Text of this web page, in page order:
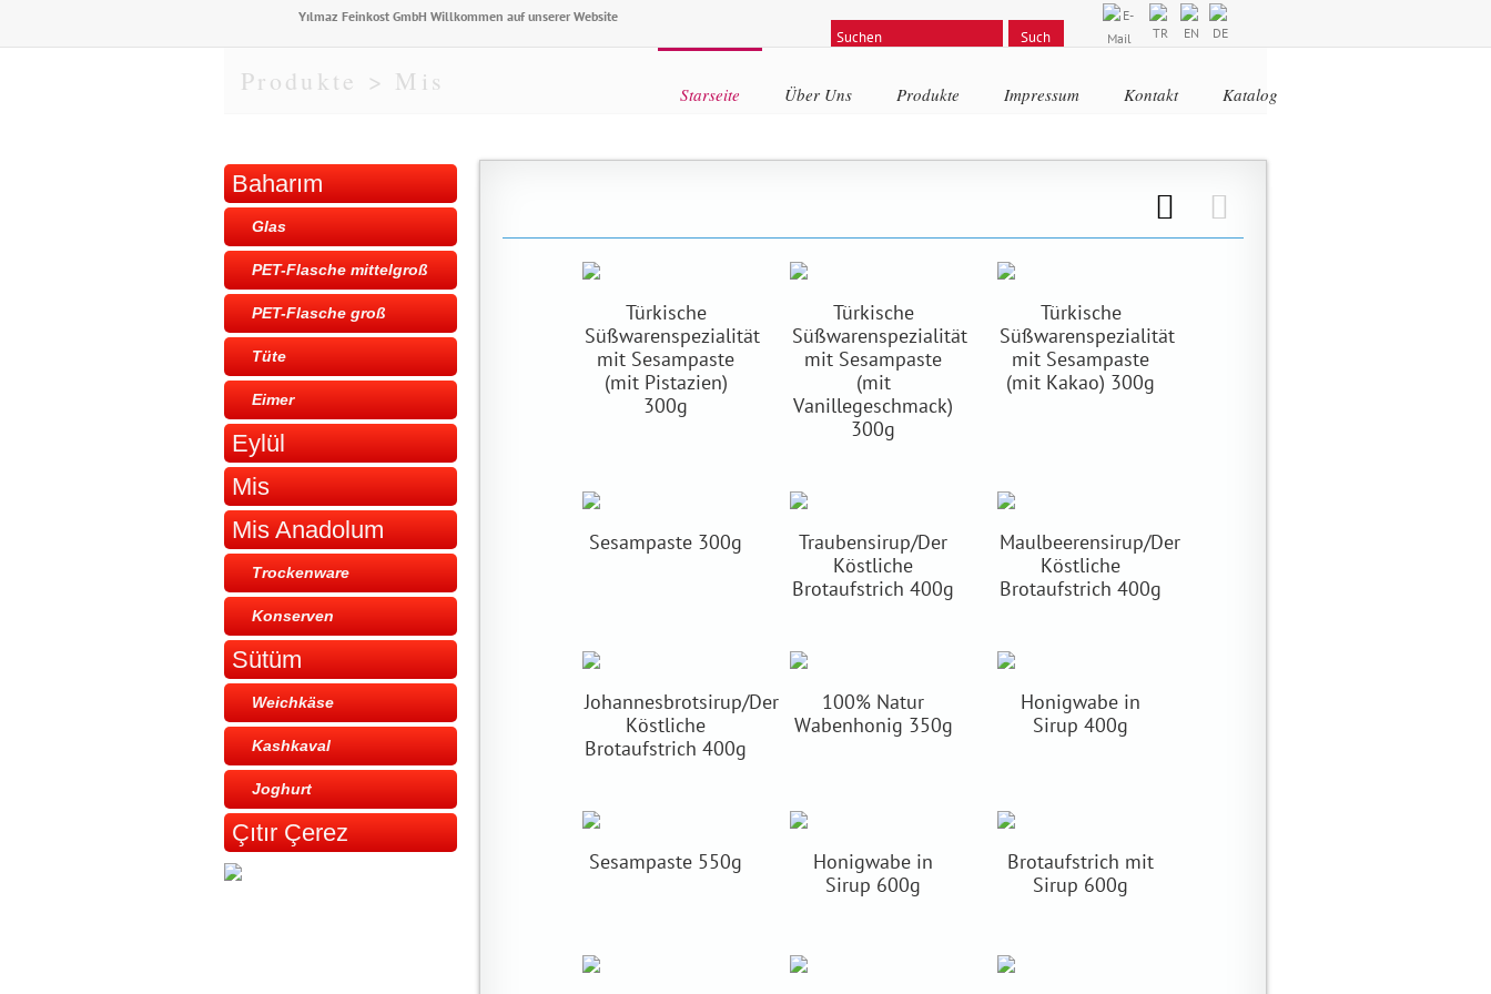
Yılmaz Feinkost GmbH Willkommen auf unserer Website
Starseite Über Uns Produkte Impressum Kontakt Katalog
Produkte > Mis
Baharım
Glas
PET-Flasche mittelgroß
PET-Flasche groß
Tüte
Eimer
Eylül
Mis
Mis Anadolum
Trockenware
Konserven
Sütüm
Weichkäse
Kashkaval
Joghurt
Çıtır Çerez
Grid View
Türkische
Süßwarenspezialität
mit Sesampaste
(mit Pistazien)
300g
Türkische
Süßwarenspezialität
mit Sesampaste
(mit
Vanillegeschmack)
300g
Türkische
Süßwarenspezialität
mit Sesampaste
(mit Kakao) 300g
Sesampaste 300g
Traubensirup/Der
Köstliche
Brotaufstrich 400g
Maulbeerensirup/Der
Köstliche
Brotaufstrich 400g
Johannesbrotsirup/Der
Köstliche
Brotaufstrich 400g
100% Natur
Wabenhonig 350g
Honigwabe in
Sirup 400g
Sesampaste 550g
Honigwabe in
Sirup 600g
Brotaufstrich mit
Sirup 600g